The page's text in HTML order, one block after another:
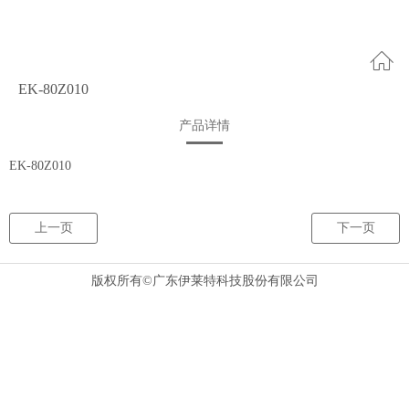
EK-80Z010
产品详情
EK-80Z010
上一页 下一页
版权所有©广东伊莱特科技股份有限公司